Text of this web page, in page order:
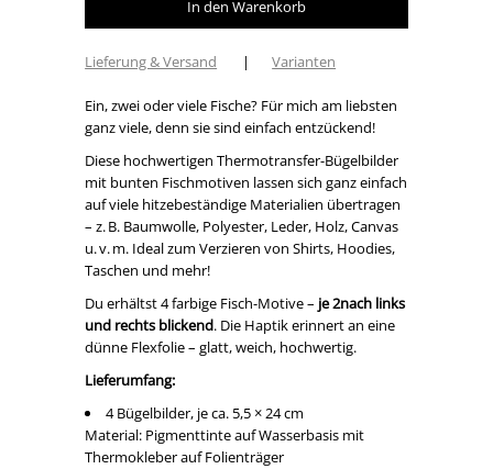
Lieferung & Versand | Varianten
Ein, zwei oder viele Fische? Für mich am liebsten
ganz viele, denn sie sind einfach entzückend!
Diese hochwertigen Thermotransfer-Bügelbilder
mit bunten Fischmotiven lassen sich ganz einfach
auf viele hitzebeständige Materialien übertragen
– z. B. Baumwolle, Polyester, Leder, Holz, Canvas
u. v. m. Ideal zum Verzieren von Shirts, Hoodies,
Taschen und mehr!
Du erhältst 4 farbige Fisch-Motive – je 2nach links
und rechts blickend. Die Haptik erinnert an eine
dünne Flexfolie – glatt, weich, hochwertig.
Lieferumfang:
4 Bügelbilder, je ca. 5,5 × 24 cm
Material: Pigmenttinte auf Wasserbasis mit
Thermokleber auf Folienträger